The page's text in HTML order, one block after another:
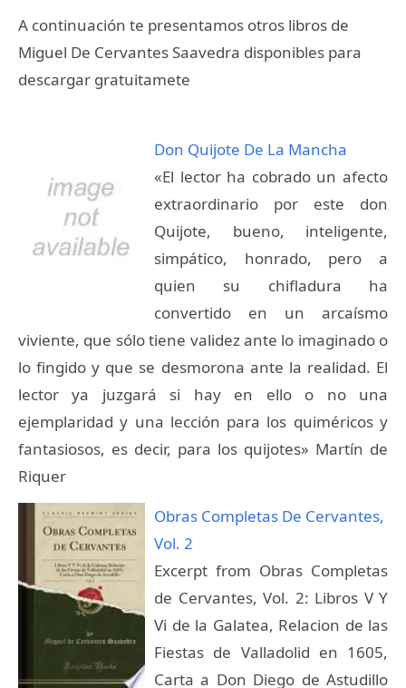
A continuación te presentamos otros libros de
Miguel De Cervantes Saavedra disponibles para
descargar gratuitamete
Don Quijote De La Mancha
«El lector ha cobrado un afecto
extraordinario por este don
Quijote, bueno, inteligente,
simpático, honrado, pero a
quien su chifladura ha
convertido en un arcaísmo
viviente, que sólo tiene validez ante lo imaginado o
lo fingido y que se desmorona ante la realidad. El
lector ya juzgará si hay en ello o no una
ejemplaridad y una lección para los quiméricos y
fantasiosos, es decir, para los quijotes» Martín de
Riquer
Obras Completas De Cervantes,
Vol. 2
Excerpt from Obras Completas
de Cervantes, Vol. 2: Libros V Y
Vi de la Galatea, Relacion de las
Fiestas de Valladolid en 1605,
Carta a Don Diego de Astudillo